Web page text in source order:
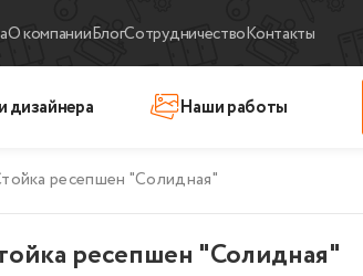
О компанииБлогСотрудничествоКонтакты
дизайнера Наши работы
ресепшен "Солидная"
ресепшен "Солидная"